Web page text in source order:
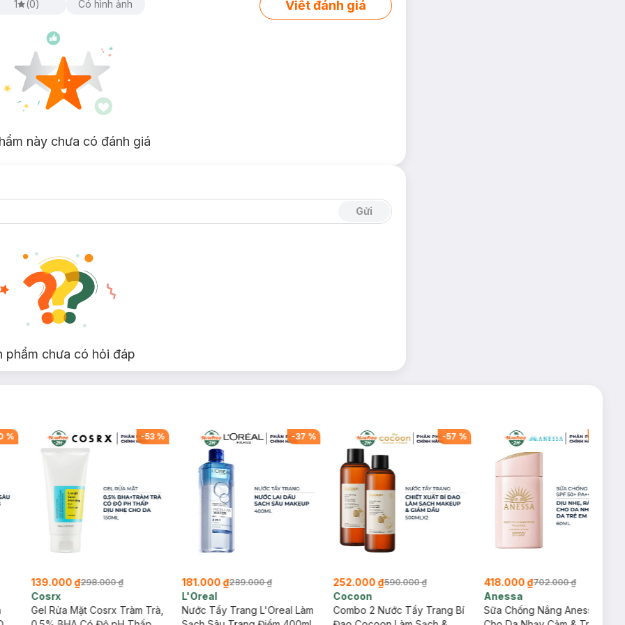
mi mắt
của mặt trời.
1 (0) Có hình ảnh Viết đánh giá
này chưa có đánh giá
Gửi
phẩm chưa có hỏi đáp
% -53%
139.000 ₫298.000 ₫
Cosrx
Gel Rửa Mặt Cosrx Tràm Trà,
-37 %
181.000 ₫289.000 ₫
L'Oreal
Nước Tẩy Trang L'Oreal Làm
-57 %
252.000 ₫590.000 ₫
Cocoon
Combo 2 Nước Tẩy Trang Bí
418.000 ₫702.000 ₫
Anessa
Sữa Chống Nắng Anessa